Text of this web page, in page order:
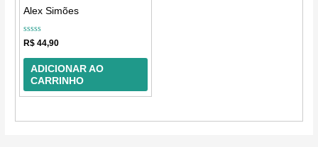
Alex Simões
Avaliação
0
de
R$ 44,90
ADICIONAR AO
CARRINHO